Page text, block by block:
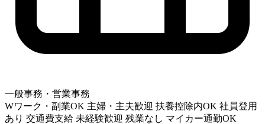
一般事務・営業事務
Wワーク・副業OK 主婦・主夫歓迎 扶養控除内OK 社員登用
あり 交通費支給 未経験歓迎 残業なし マイカー通勤OK